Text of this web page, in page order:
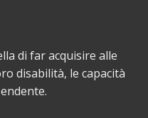
di far acquisire alle
disabilità, le capacità